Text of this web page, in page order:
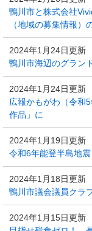
鴨川市と株式会社
（地域の募集情報
2024年1月24日更新
鴨川市海辺のグラン
2024年1月24日更新
広報かもがわ（令和
作品」に
2024年1月19日更新
令和6年能登半島地
2024年1月18日更新
鴨川市議会議員クラ
2024年1月15日更新